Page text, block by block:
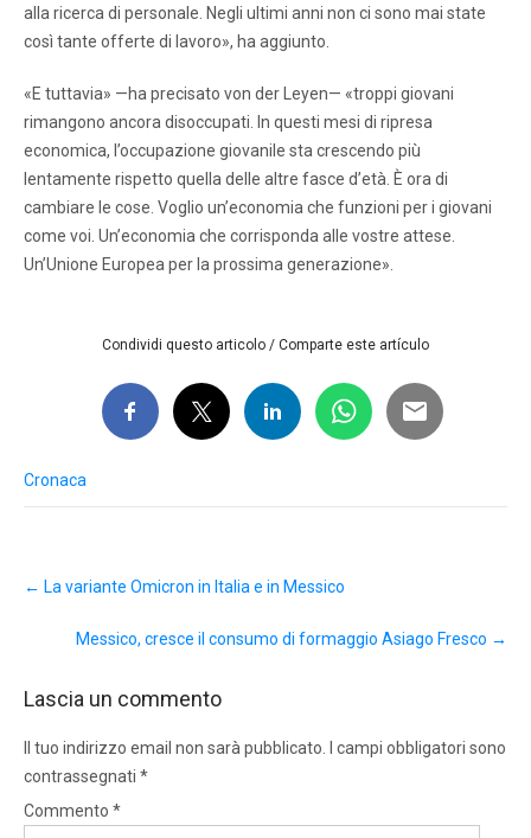
alla ricerca di personale. Negli ultimi anni non ci sono mai state
così tante offerte di lavoro», ha aggiunto.
«E tuttavia» —ha precisato von der Leyen— «troppi giovani
rimangono ancora disoccupati. In questi mesi di ripresa
economica, l’occupazione giovanile sta crescendo più
lentamente rispetto quella delle altre fasce d’età. È ora di
cambiare le cose. Voglio un’economia che funzioni per i giovani
come voi. Un’economia che corrisponda alle vostre attese.
Un’Unione Europea per la prossima generazione».
Condividi questo articolo / Comparte este artículo
Cronaca
navigation
← La variante Omicron in Italia e in Messico
Messico, cresce il consumo di formaggio Asiago Fresco →
Lascia un commento
Il tuo indirizzo email non sarà pubblicato.
I campi obbligatori sono
contrassegnati *
Commento *